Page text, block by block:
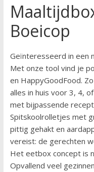
Boeicop
Geïnteresseerd in een
Met onze tool vind je
en HappyGoodFood.
alles in huis voor 3, 4,
met bijpassende
Spitskoolrolletjes met
pittig gehakt en
vereist: de gerechten
Het eetbox concept is
Opvallend veel